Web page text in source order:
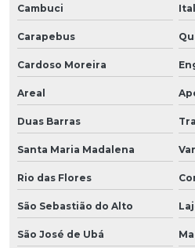
Cambuci
Carapebus
Cardoso Moreira
Areal
Duas Barras
Santa Maria Madalena
Rio das Flores
São Sebastião do Alto
São José de Ubá